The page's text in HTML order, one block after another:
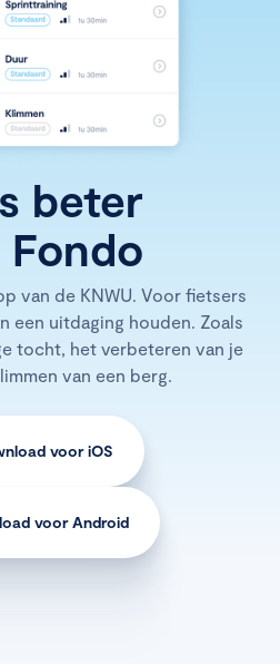
beter
van de KNWU. Voor fietsers
een uitdaging houden. Zoals
tocht, het verbeteren van je
van een berg.
voor iOS
voor Android